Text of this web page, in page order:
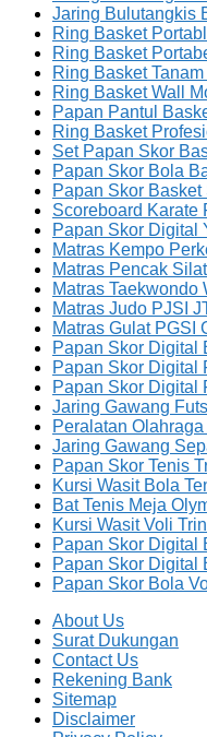
Jaring Bulutangkis
Ring Basket
Ring Basket
Ring Basket
Ring Basket Wall
Papan Pantul
Ring Basket
Set Papan Skor
Papan Skor Bola
Papan Skor
Scoreboard Karate
Papan Skor Digital
Matras Kempo
Matras Pencak
Matras Taekwondo
Matras Judo PJSI
Matras Gulat PGSI
Papan Skor Digital
Papan Skor Digital
Papan Skor Digital
Jaring Gawang
Peralatan
Jaring Gawang
Papan Skor Tenis
Kursi Wasit Bola
Bat Tenis Meja
Kursi Wasit Voli
Papan Skor Digital
Papan Skor Digital
Papan Skor Bola
About Us
Surat Dukungan
Contact Us
Rekening Bank
Sitemap
Disclaimer